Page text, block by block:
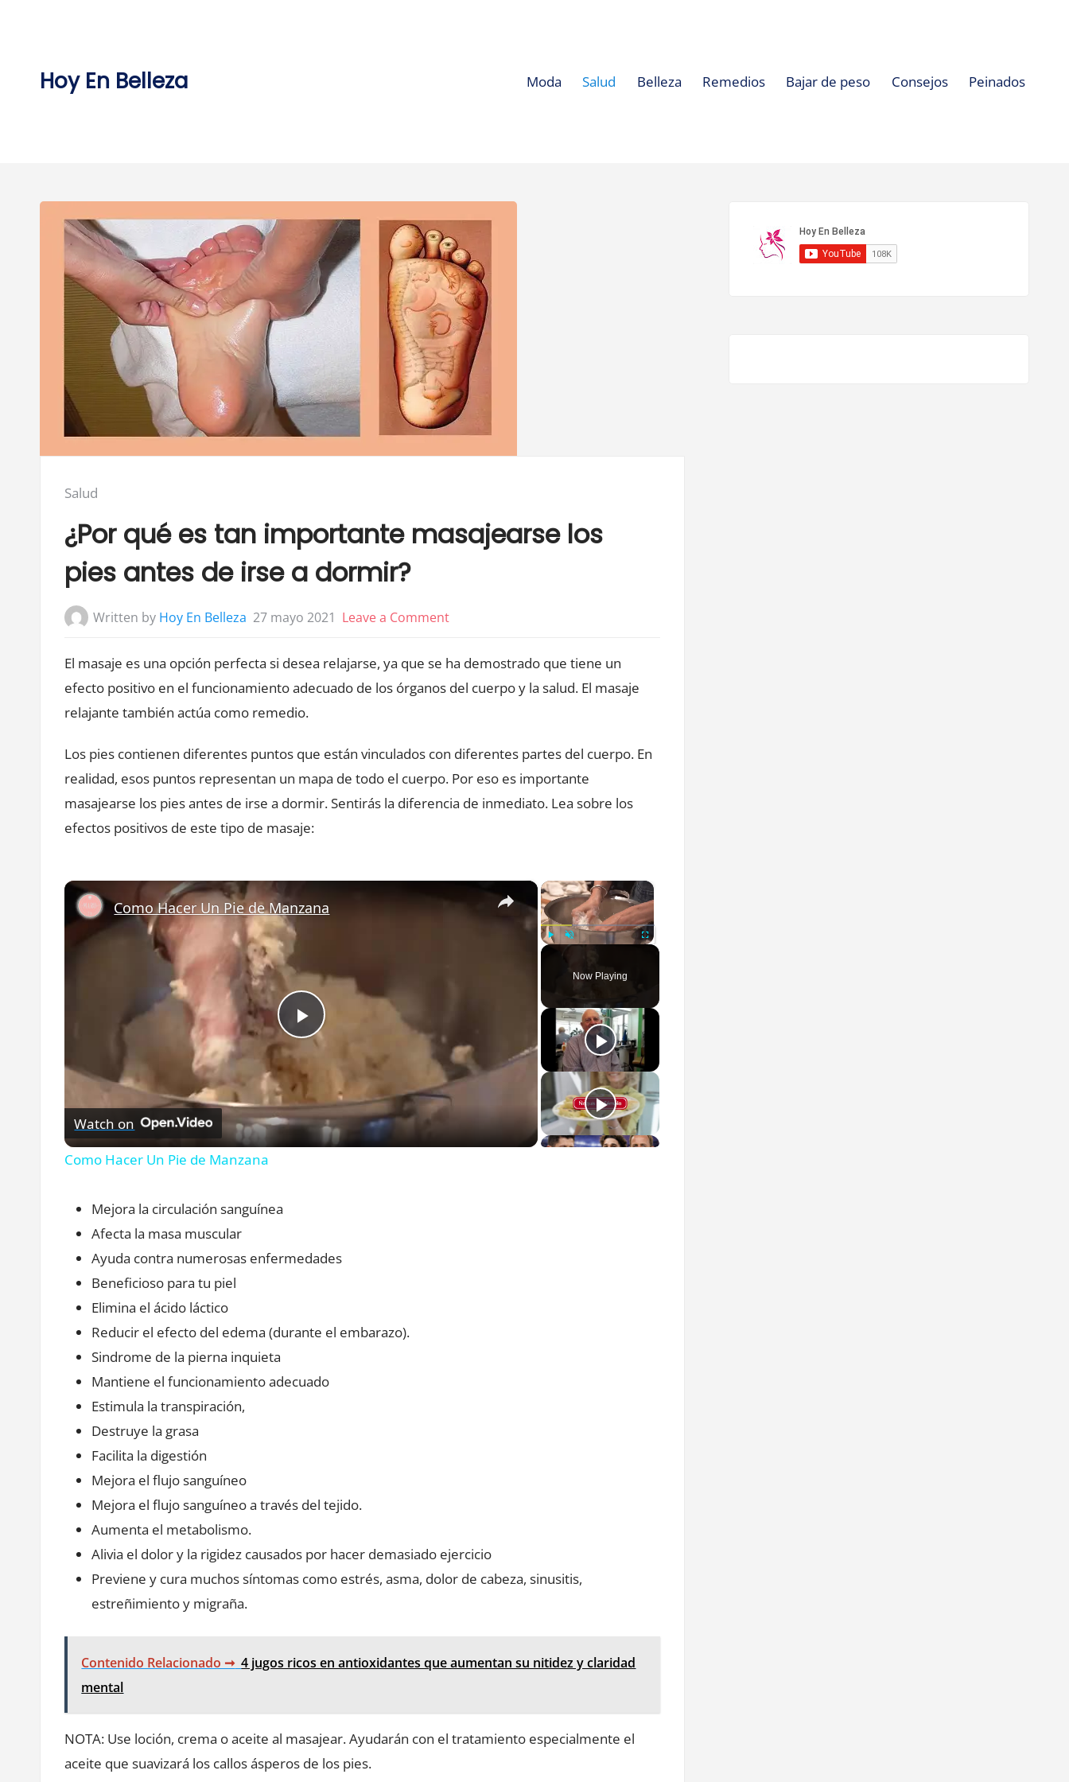
Hoy En Belleza Moda Salud Belleza Remedios Bajar de peso Consejos Peinados
Posted
Salud
¿Por qué es tan importante masajearse los
pies antes de irse a dormir?
Written by Hoy En Belleza 27 mayo 2021 Leave a Commenton
qué
es
masajearse
los
pies
El masaje es una opción perfecta si desea relajarse, ya que se ha demostrado que tiene un
efecto positivo en el funcionamiento adecuado de los órganos del cuerpo y la salud. El masaje
relajante también actúa como remedio.
Los pies contienen diferentes puntos que están vinculados con diferentes partes del cuerpo. En
realidad, esos puntos representan un mapa de todo el cuerpo. Por eso es importante
masajearse los pies antes de irse a dormir. Sentirás la diferencia de inmediato. Lea sobre los
efectos positivos de este tipo de masaje:
×
Fullscreen
Now Playing
×
Play
Video
Como Hacer Un Pie de Manzana
Watch on
Como Hacer Un Pie de Manzana
Mejora la circulación sanguínea
Afecta la masa muscular
Ayuda contra numerosas enfermedades
Beneficioso para tu piel
Elimina el ácido láctico
Reducir el efecto del edema (durante el embarazo).
Sindrome de la pierna inquieta
Mantiene el funcionamiento adecuado
Estimula la transpiración,
Destruye la grasa
Facilita la digestión
Mejora el flujo sanguíneo
Mejora el flujo sanguíneo a través del tejido.
Aumenta el metabolismo.
Alivia el dolor y la rigidez causados ​​por hacer demasiado ejercicio
Previene y cura muchos síntomas como estrés, asma, dolor de cabeza, sinusitis,
estreñimiento y migraña.
Contenido Relacionado ➞ 4 jugos ricos en antioxidantes que aumentan su nitidez y claridad
mental
NOTA: Use loción, crema o aceite al masajear. Ayudarán con el tratamiento especialmente el
aceite que suavizará los callos ásperos de los pies.